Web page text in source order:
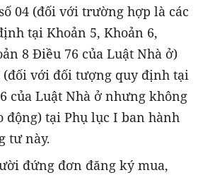
04 (đối với trường hợp là các
tại Khoản 5, Khoản 6,
8 Điều 76 của Luật Nhà ở)
(đối với đối tượng quy định tại
của Luật Nhà ở nhưng không
động) tại Phụ lục I ban hành
tư này.
đứng đơn đăng ký mua,